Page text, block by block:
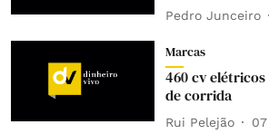
Pedro Junceiro
Marcas
460 cv
de corrida
Rui Pelejão